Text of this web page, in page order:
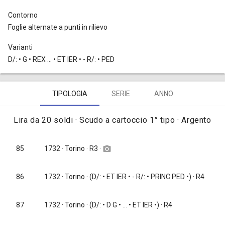
Contorno
Foglie alternate a punti in rilievo
Varianti
D/: • G • REX ... • ET IER • - R/: • PED
TIPOLOGIA SERIE ANNO
Lira da 20 soldi · Scudo a cartoccio 1° tipo · Argento
85 1732 · Torino · R3 · camera_alt
86 1732 · Torino · (D/: • ET IER • - R/: • PRINC PED •) · R4
87 1732 · Torino · (D/: • D G • ... • ET IER •) · R4